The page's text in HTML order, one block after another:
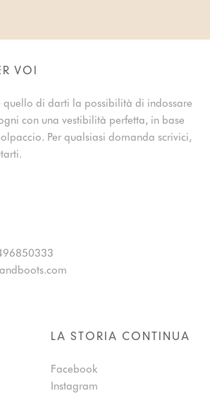
VOI
quello di darti la possibilità di indossare
con una vestibilità perfetta, in base
Per qualsiasi domanda scrivici,
LA STORIA CONTINUA
Facebook
Instagram